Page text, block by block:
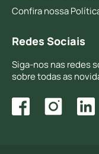
Confira nossa
Redes Sociais
Siga-nos nas redes
sobre todas as